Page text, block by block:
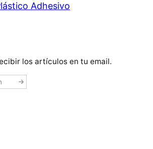
Adhesivo
los artículos en tu email.